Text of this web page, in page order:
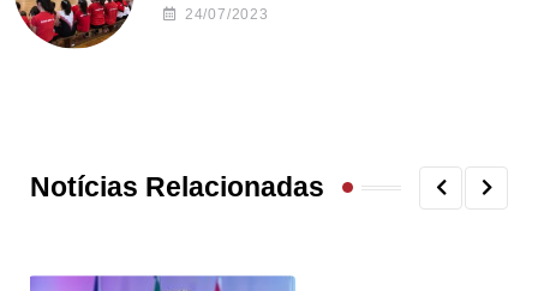
24/07/2023
Notícias Relacionadas